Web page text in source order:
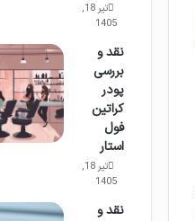
تیر 18,
1405
نقد و
بررسی
پودر
کراتین
فول
استار
تیر 18,
1405
نقد و